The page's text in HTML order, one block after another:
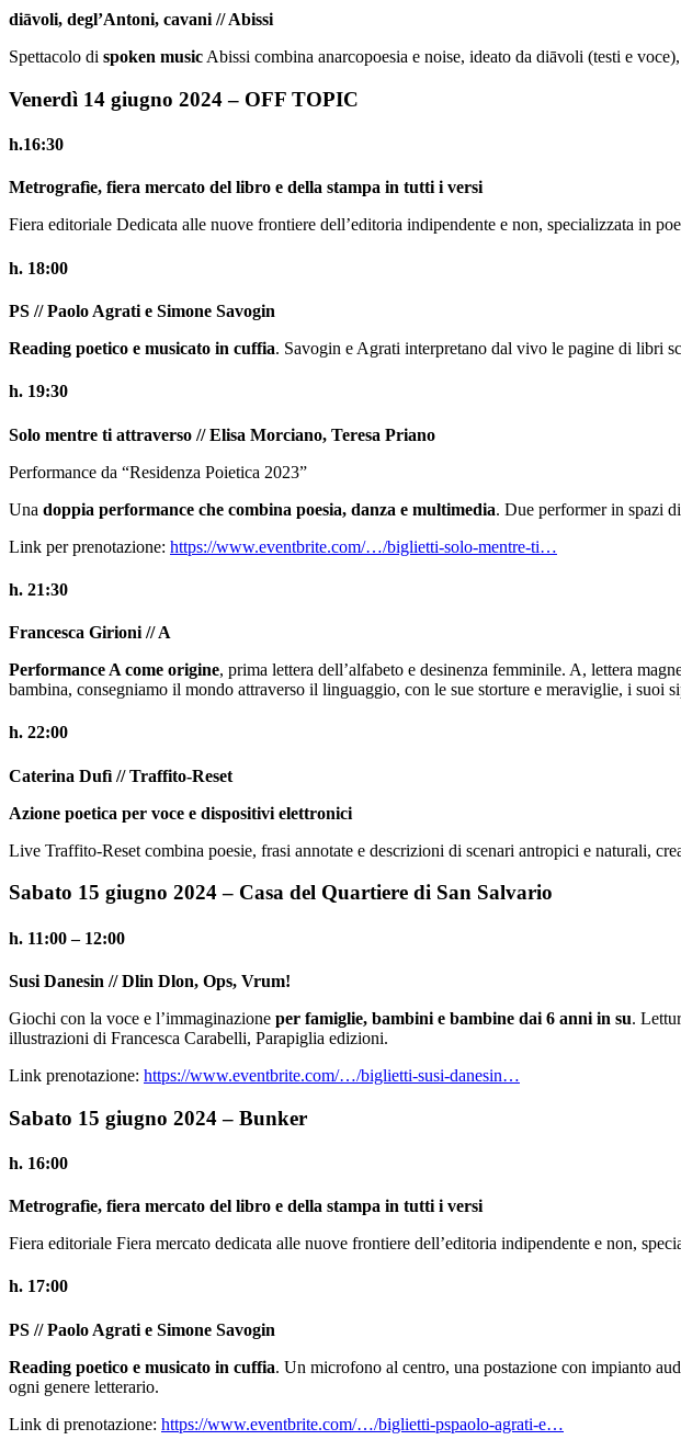
diāvoli, degl’Antoni, cavani // Abissi
Spettacolo di spoken music Abissi combina anarcopoesia e noise, ideato da diāvoli (testi e
Venerdì 14 giugno 2024 – OFF TOPIC
h.16:30
Metrografìe, fiera mercato del libro e della stampa in tutti i versi
Fiera editoriale Dedicata alle nuove frontiere dell’editoria indipendente e non, specializzata in
h. 18:00
PS // Paolo Agrati e Simone Savogin
Reading poetico e musicato in cuffia. Savogin e Agrati interpretano dal vivo le pagine di libri
h. 19:30
Solo mentre ti attraverso // Elisa Morciano, Teresa Priano
Performance da “Residenza Poietica 2023”
Una doppia performance che combina poesia, danza e multimedia. Due performer in spazi
Link per prenotazione: https://www.eventbrite.com/…/biglietti-solo-mentre-ti…
h. 21:30
Francesca Girioni // A
Performance A come origine, prima lettera dell’alfabeto e desinenza femminile. A, lettera
bambina, consegniamo il mondo attraverso il linguaggio, con le sue storture e meraviglie, i suoi
h. 22:00
Caterina Dufì // Traffito-Reset
Azione poetica per voce e dispositivi elettronici
Live Traffito-Reset combina poesie, frasi annotate e descrizioni di scenari antropici e naturali,
Sabato 15 giugno 2024 – Casa del Quartiere di San Salvario
h. 11:00 – 12:00
Susi Danesin // Dlin Dlon, Ops, Vrum!
Giochi con la voce e l’immaginazione per famiglie, bambini e bambine dai 6 anni in su.
illustrazioni di Francesca Carabelli, Parapiglia edizioni.
Link prenotazione: https://www.eventbrite.com/…/biglietti-susi-danesin…
Sabato 15 giugno 2024 – Bunker
h. 16:00
Metrografìe, fiera mercato del libro e della stampa in tutti i versi
Fiera editoriale Fiera mercato dedicata alle nuove frontiere dell’editoria indipendente e non,
h. 17:00
PS // Paolo Agrati e Simone Savogin
Reading poetico e musicato in cuffia. Un microfono al centro, una postazione con impianto
ogni genere letterario.
Link di prenotazione: https://www.eventbrite.com/…/biglietti-pspaolo-agrati-e…